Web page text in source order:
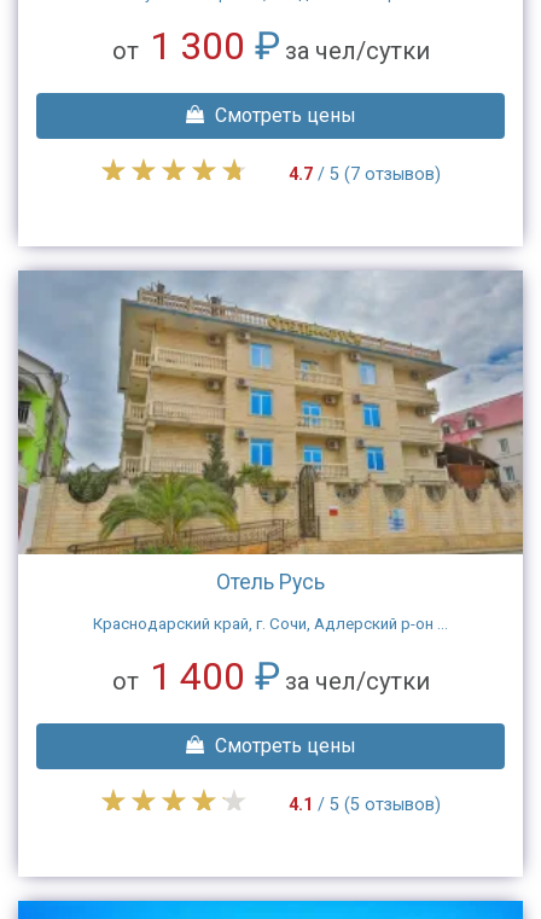
от 1 300 ₽ за чел/сутки
Смотреть цены
4.7/ 5 (7 отзывов)
Отель Русь
Краснодарский край, г. Сочи, Адлерский р-он ...
от 1 400 ₽ за чел/сутки
Смотреть цены
4.1 / 5 (5 отзывов)